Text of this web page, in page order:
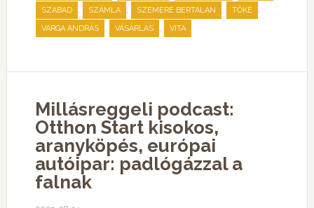
SZABAD , SZÁMLA , SZEMERE BERTALAN , TŐKE ,
VARGA ANDRÁS , VÁSÁRLÁS , VITA
Millásreggeli podcast:
Otthon Start kisokos,
aranyköpés, európai
autóipar: padlógázzal a
falnak